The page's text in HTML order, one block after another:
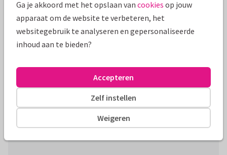
Mooie extra's bij je kaart
Ga je akkoord met het opslaan van cookies op jouw
apparaat om de website te verbeteren, het
websitegebruik te analyseren en gepersonaliseerde
inhoud aan te bieden?
Weigeren
Zelf instellen
Accepteren